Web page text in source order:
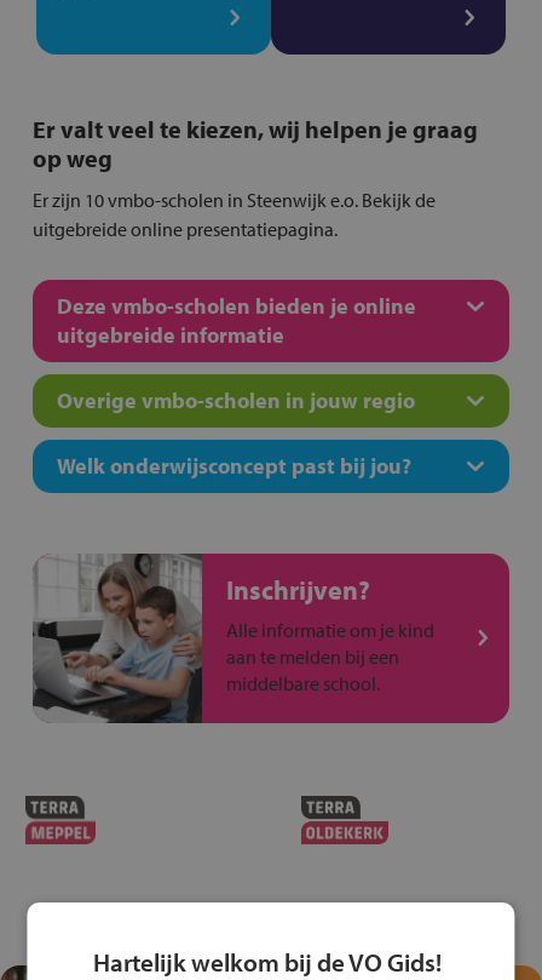
Er valt veel te kiezen, wij helpen je graag
op weg
Er zijn 10 vmbo-scholen in Steenwijk e.o. Bekijk de
uitgebreide online presentatiepagina.
Deze vmbo-scholen bieden je online
uitgebreide informatie
Overige vmbo-scholen in jouw regio
Welk onderwijsconcept past bij jou?
Inschrijven?
Alle informatie om je kind
aan te melden bij een
middelbare school.
Hartelijk welkom bij de VO Gids!